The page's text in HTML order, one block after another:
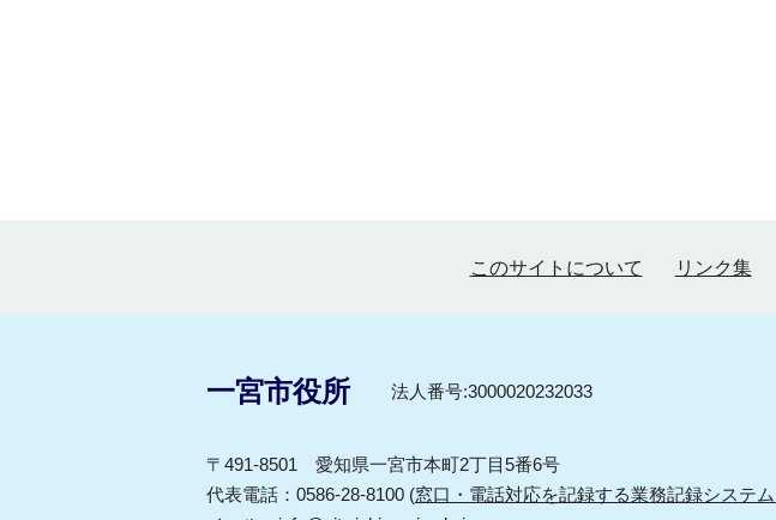
このサイトについて リンク集
一宮市役所 法人番号:3000020232033
〒491-8501 愛知県一宮市本町2丁目5番6号
代表電話：0586-28-8100 (窓口・電話対応を記録する業務記録システ